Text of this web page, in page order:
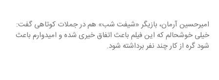
امیرحسین آرمان، بازیگر «شیفت شب» هم در جملات کوتاهی گفت:
خیلی خوشحالم که این فیلم باعث اتفاق خیری شده و امیدوارم باعث
شود گره از کار چند نفر برداشته شود.